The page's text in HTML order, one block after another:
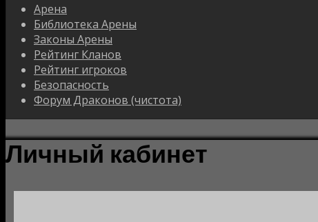
Арена
Библиотека Арены
Законы Арены
Рейтинг Кланов
Рейтинг игроков
Безопасность
Форум Драконов (чистота)
Личный кабинет